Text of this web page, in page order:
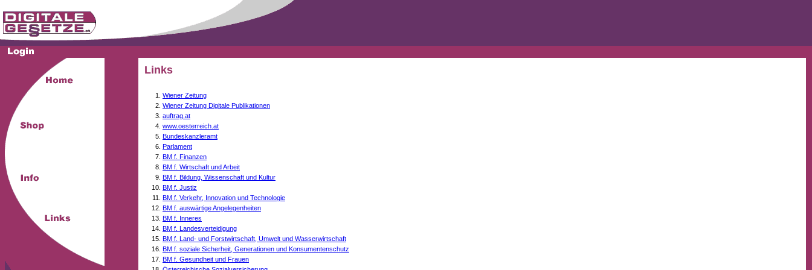
Links
Wiener Zeitung
Wiener Zeitung Digitale Publikationen
auftrag.at
www.oesterreich.at
Bundeskanzleramt
Parlament
BM f. Finanzen
BM f. Wirtschaft und Arbeit
BM f. Bildung, Wissenschaft und Kultur
BM f. Justiz
BM f. Verkehr, Innovation und Technologie
BM f. auswärtige Angelegenheiten
BM f. Inneres
BM f. Landesverteidigung
BM f. Land- und Forstwirtschaft, Umwelt und Wasserwirtschaft
BM f. soziale Sicherheit, Generationen und Konsumentenschutz
BM f. Gesundheit und Frauen